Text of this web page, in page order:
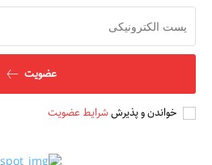
عضویت
خواندن و پذیرششرایط عضویت